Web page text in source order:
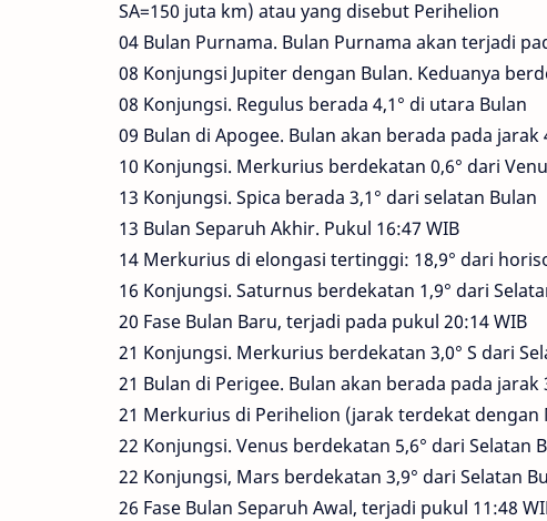
SA=150 juta km) atau yang disebut Perihelion
04 Bulan Purnama. Bulan Purnama akan terjadi
08 Konjungsi Jupiter dengan Bulan. Keduanya
08 Konjungsi. Regulus berada 4,1° di utara Bulan
09 Bulan di Apogee. Bulan akan berada pada
10 Konjungsi. Merkurius berdekatan 0,6° dari
13 Konjungsi. Spica berada 3,1° dari selatan Bulan
13 Bulan Separuh Akhir. Pukul 16:47 WIB
14 Merkurius di elongasi tertinggi: 18,9° dari
16 Konjungsi. Saturnus berdekatan 1,9° dari
20 Fase Bulan Baru, terjadi pada pukul 20:14 WIB
21 Konjungsi. Merkurius berdekatan 3,0° S dari
21 Bulan di Perigee. Bulan akan berada pada
21 Merkurius di Perihelion (jarak terdekat dengan
22 Konjungsi. Venus berdekatan 5,6° dari Selatan
22 Konjungsi, Mars berdekatan 3,9° dari Selatan
26 Fase Bulan Separuh Awal, terjadi pukul 11:48